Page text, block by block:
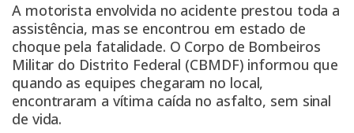
A motorista envolvida no acidente prestou toda a
assistência, mas se encontrou em estado de
choque pela fatalidade. O Corpo de Bombeiros
Militar do Distrito Federal (CBMDF) informou que
quando as equipes chegaram no local,
encontraram a vítima caída no asfalto, sem sinal
de vida.